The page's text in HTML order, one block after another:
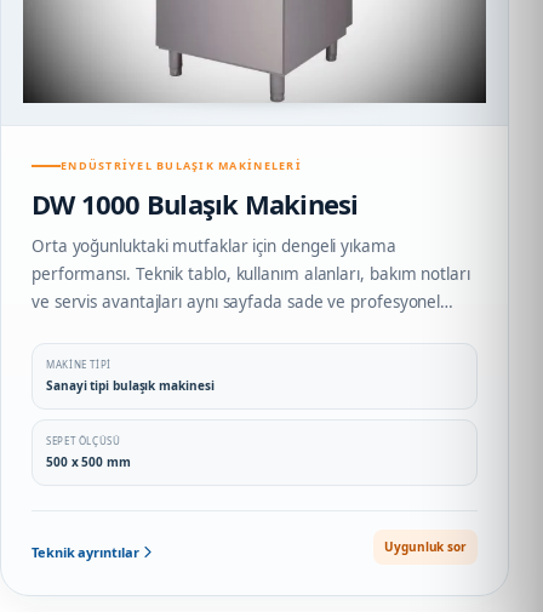
ENDÜSTRIYEL BULAŞIK MAKINELERI
DW 1000 Bulaşık Makinesi
Orta yoğunluktaki mutfaklar için dengeli yıkama
performansı. Teknik tablo, kullanım alanları, bakım notları
ve servis avantajları aynı sayfada sade ve profesyonel
MAKINE TIPI
Sanayi tipi bulaşık makinesi
SEPET ÖLÇÜSÜ
500 x 500 mm
Teknik ayrıntılar Uygunluk sor